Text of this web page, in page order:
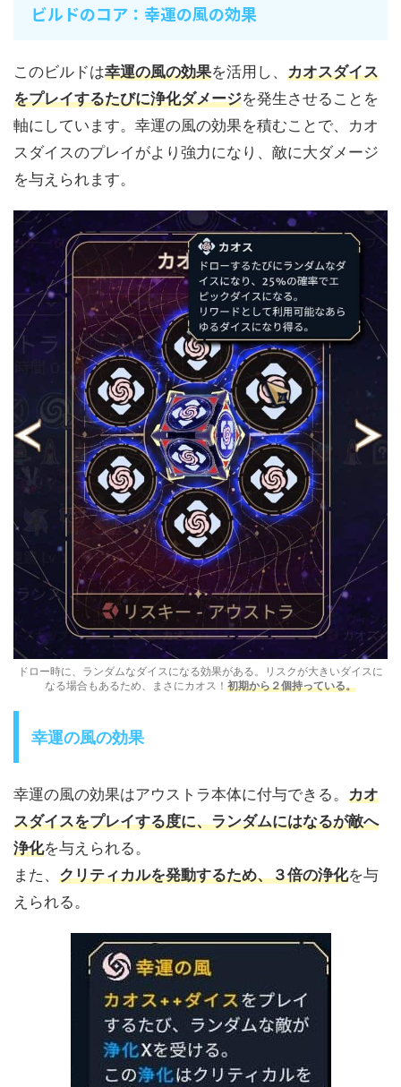
ビルドのコア：幸運の風の効果
このビルドは幸運の風の効果を活用し、 カオスダイス
をプレイするたびに浄化ダメージを発生させることを
軸にしています。幸運の風の効果を積むことで、カオ
スダイスのプレイがより強力になり、敵に大ダメージ
を与えられます。
ドロー時に、ランダムなダイスになる効果がある。リスクが大きいダイスに
なる場合もあるため、まさにカオス！ 初期から２個持っている。
幸運の風の効果
幸運の風の効果はアウストラ本体に付与できる。 カオ
スダイスをプレイする度に、ランダムにはなるが敵へ
浄化を与えられる。
また、 クリティカルを発動するため、３倍の浄化を与
えられる。